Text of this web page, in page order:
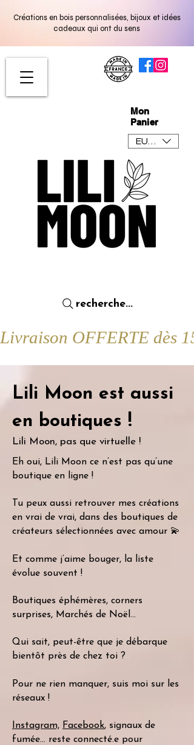
Créations en bois personnalisées, bijoux et idées
cadeaux qui ont du sens
Mon
Panier
EUR (€)
recherche...
Livraison OFFERTE dès
Lili Moon est aussi
en boutiques !
Lili Moon, pas que virtuelle !
Eh oui, Lili Moon ce n’est pas qu’une
boutique en ligne !
Tu peux aussi retrouver mes créations
en vrai de vrai, dans des boutiques de
créateurs sélectionnées avec amour 💫
Et comme j’aime bouger, la liste
évolue souvent !
Boutiques éphémères, corners
surprises, Marchés de Noël…
Qui sait, peut-être que je débarque
bientôt près de chez toi ?
Pour ne rien manquer, suis moi sur les
réseaux !
Instagram, Facebook, signaux de
fumée… reste connecté.e pour